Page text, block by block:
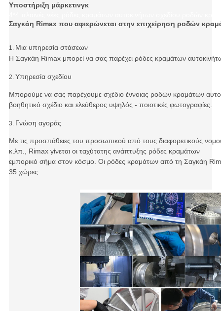
Υποστήριξη μάρκετινγκ
Σαγκάη Rimax που αφιερώνεται στην επιχείρηση ροδών
1. Μια υπηρεσία στάσεων
Η Σαγκάη Rimax μπορεί να σας παρέχει ρόδες κραμάτων
2. Υπηρεσία σχεδίου
Μπορούμε να σας παρέχουμε σχέδιο έννοιας ροδών κραμάτων
βοηθητικό σχέδιο και ελεύθερος υψηλός - ποιοτικές φωτογραφίες.
3. Γνώση αγοράς
Με τις προσπάθειες του προσωπικού από τους διαφορετικούς
κ.λπ., Rimaxγίνεται οι ταχύτατης ανάπτυξης ρόδες κραμάτων
εμπορικό σήμα στον κόσμο. Οι ρόδες κραμάτων από τη Σαγκάη
35 χώρες.